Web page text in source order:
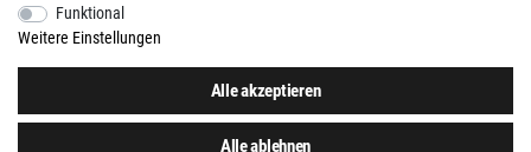
Funktional
Weitere Einstellungen
Alle akzeptieren
Alle ablehnen
HSK
Imso KIS
Pecasa
Placke progetto baucer